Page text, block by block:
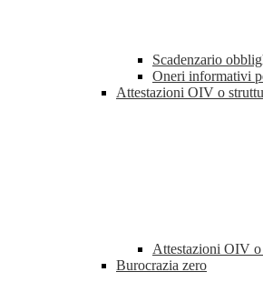
Scadenzario
Oneri informativi
Attestazioni OIV o
Attestazioni OIV o
Burocrazia zero